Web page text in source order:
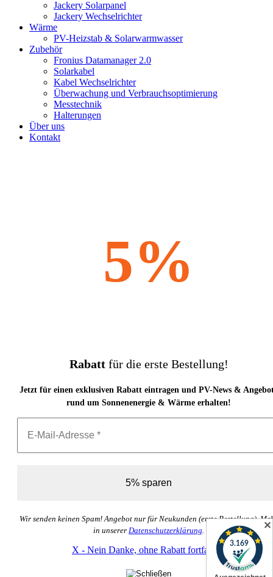
Jackery Solarpanel
Jackery Wechselrichter
Wärme
PV-Heizstab & Solarwarmwasser
Zubehör
Fronius Datamanager 2.0
Solarkabel
Kabel Wechselrichter
Überwachung und Verbrauchsoptimierung
Messtechnik
Halterungen
Über uns
Kontakt
5%
Rabattfür die erste Bestellung!
Jetzt für einen exklusiven Rabatt eintragen und PV-News &
rund um Sonnenenergie & Wärme erhalten!
Wir senden keinen Spam! Angebot nur für Neukunden (erste Bestellung).
in unserer Datenschutzerklärung
X - Nein Danke, ohne Rabatt fortfahren
✕